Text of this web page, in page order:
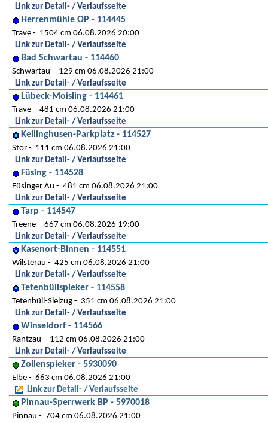
Link zur Detail- / Verlaufsseite
Herrenmühle OP - 114445
Trave
1504 cm 06.08.2026 20:00
Link zur Detail- / Verlaufsseite
Bad Schwartau - 114460
Schwartau
129 cm 06.08.2026 21:00
Link zur Detail- / Verlaufsseite
Lübeck-Moisling - 114461
Trave
481 cm 06.08.2026 21:00
Link zur Detail- / Verlaufsseite
Kellinghusen-Parkplatz - 114527
Stör
111 cm 06.08.2026 21:00
Link zur Detail- / Verlaufsseite
Füsing - 114528
Füsinger Au
481 cm 06.08.2026 21:00
Link zur Detail- / Verlaufsseite
Tarp - 114547
Treene
667 cm 06.08.2026 19:00
Link zur Detail- / Verlaufsseite
Kasenort-Binnen - 114551
Wilsterau
425 cm 06.08.2026 21:00
Link zur Detail- / Verlaufsseite
Tetenbüllspieker - 114558
Tetenbüll-Sielzug
351 cm 06.08.2026 21:00
Link zur Detail- / Verlaufsseite
Winseldorf - 114566
Rantzau
112 cm 06.08.2026 21:00
Link zur Detail- / Verlaufsseite
Zollenspieker - 5930090
Elbe
663 cm 06.08.2026 21:00
Link zur Detail- / Verlaufsseite
Pinnau-Sperrwerk BP - 5970018
Pinnau
704 cm 06.08.2026 21:00